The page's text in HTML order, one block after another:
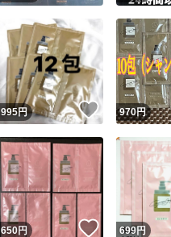
995円 いいね！
970円
650円 いいね！
699円